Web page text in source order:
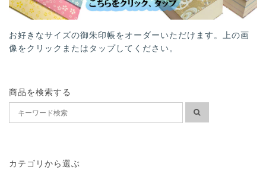
お好きなサイズの御朱印帳をオーダーいただけます。上の画
像をクリックまたはタップしてください。
商品を検索する
カテゴリから選ぶ